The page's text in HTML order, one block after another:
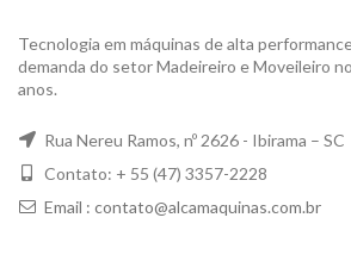
Tecnologia em máquinas de alta
demanda do setor Madeireiro e Moveileiro
anos.
Rua Nereu Ramos, nº 2626 - Ibirama – SC
Contato: + 55 (47) 3357-2228
Email : contato@alcamaquinas.com.br